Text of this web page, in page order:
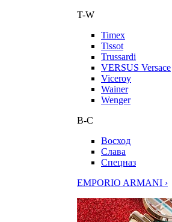
T-W
Timex
Tissot
Trussardi
VERSUS Versace
Viceroy
Wainer
Wenger
В-С
Восход
Слава
Спецназ
EMPORIO ARMANI ›